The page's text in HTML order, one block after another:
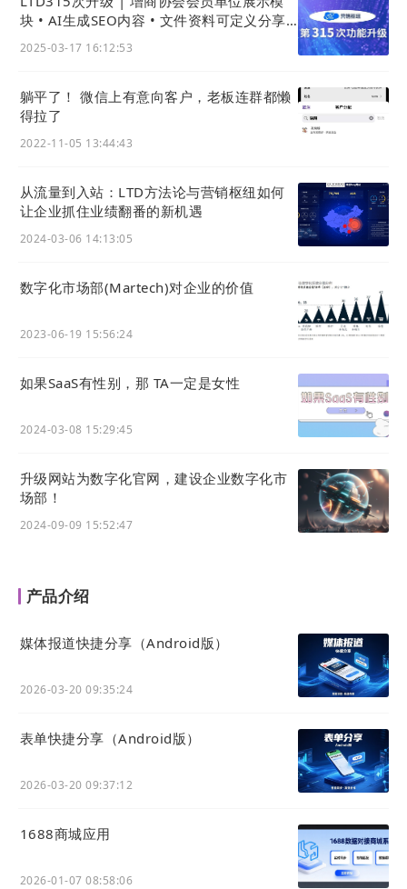
块 • AI生成SEO内容 • 文件资料可定义分享
2025-03-17 16:12:53
躺平了！ 微信上有意向客户，老板连群都懒
得拉了
2022-11-05 13:44:43
从流量到入站：LTD方法论与营销枢纽如何
让企业抓住业绩翻番的新机遇
2024-03-06 14:13:05
数字化市场部(Martech)对企业的价值
2023-06-19 15:56:24
如果SaaS有性别，那 TA一定是女性
2024-03-08 15:29:45
升级网站为数字化官网，建设企业数字化市
场部！
2024-09-09 15:52:47
产品介绍
媒体报道快捷分享（Android版）
2026-03-20 09:35:24
表单快捷分享（Android版）
2026-03-20 09:37:12
1688商城应用
2026-01-07 08:58:06